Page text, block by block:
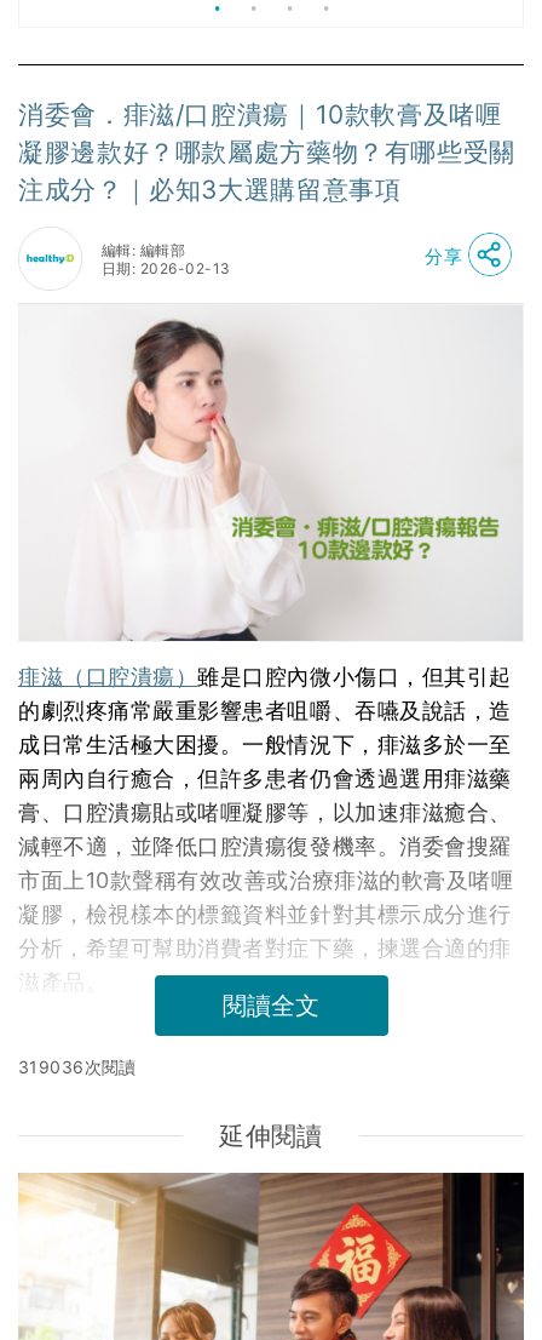
消委會．痱滋/口腔潰瘍｜10款軟膏及啫喱
凝膠邊款好？哪款屬處方藥物？有哪些受關
注成分？｜必知3大選購留意事項
編輯: 編輯部
日期: 2026-02-13
分享
痱滋（口腔潰瘍）雖是口腔內微小傷口，但其引起
的劇烈疼痛常嚴重影響患者咀嚼、吞嚥及說話，造
成日常生活極大困擾。一般情況下，痱滋多於一至
兩周內自行癒合，但許多患者仍會透過選用痱滋藥
膏、口腔潰瘍貼或啫喱凝膠等，以加速痱滋癒合、
減輕不適，並降低口腔潰瘍復發機率。消委會搜羅
市面上10款聲稱有效改善或治療痱滋的軟膏及啫喱
凝膠，檢視樣本的標籤資料並針對其標示成分進行
分析，希望可幫助消費者對症下藥，揀選合適的痱
滋產品。
閱讀全文
319036次閱讀
延伸閱讀